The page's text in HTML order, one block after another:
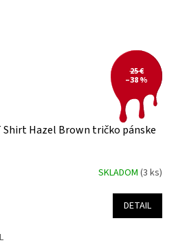
25 €
–38 %
Shirt Hazel Brown tričko pánske
SKLADOM (3 ks)
DETAIL